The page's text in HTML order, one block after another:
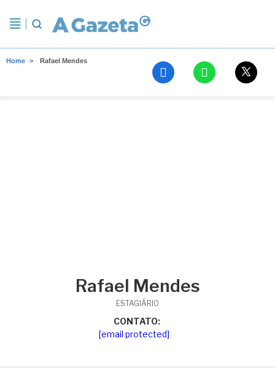
Home Rafael Mendes
Rafael Mendes
ESTAGIÁRIO
CONTATO:
[email protected]